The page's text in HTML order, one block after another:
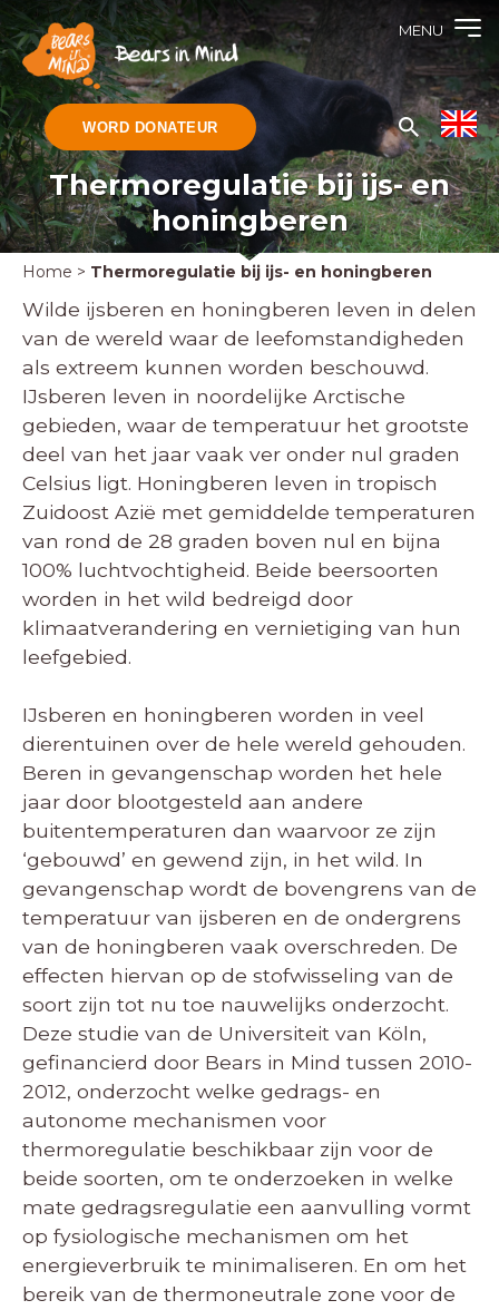
MENU
WORD DONATEUR
Thermoregulatie bij ijs- en
honingberen
Home > Thermoregulatie bij ijs- en honingberen
Wilde ijsberen en honingberen leven in delen
van de wereld waar de leefomstandigheden
als extreem kunnen worden beschouwd.
IJsberen leven in noordelijke Arctische
gebieden, waar de temperatuur het grootste
deel van het jaar vaak ver onder nul graden
Celsius ligt. Honingberen leven in tropisch
Zuidoost Azië met gemiddelde temperaturen
van rond de 28 graden boven nul en bijna
100% luchtvochtigheid. Beide beersoorten
worden in het wild bedreigd door
klimaatverandering en vernietiging van hun
leefgebied.
IJsberen en honingberen worden in veel
dierentuinen over de hele wereld gehouden.
Beren in gevangenschap worden het hele
jaar door blootgesteld aan andere
buitentemperaturen dan waarvoor ze zijn
‘gebouwd’ en gewend zijn, in het wild. In
gevangenschap wordt de bovengrens van de
temperatuur van ijsberen en de ondergrens
van de honingberen vaak overschreden. De
effecten hiervan op de stofwisseling van de
soort zijn tot nu toe nauwelijks onderzocht.
Deze studie van de Universiteit van Köln,
gefinancierd door Bears in Mind tussen 2010-
2012, onderzocht welke gedrags- en
autonome mechanismen voor
thermoregulatie beschikbaar zijn voor de
beide soorten, om te onderzoeken in welke
mate gedragsregulatie een aanvulling vormt
op fysiologische mechanismen om het
energieverbruik te minimaliseren. En om het
bereik van de thermoneutrale zone voor de